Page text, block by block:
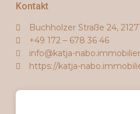
Kontakt
Buchholzer Straße 24,
+49 172 – 678 36 46
info@katja-
https://katja-